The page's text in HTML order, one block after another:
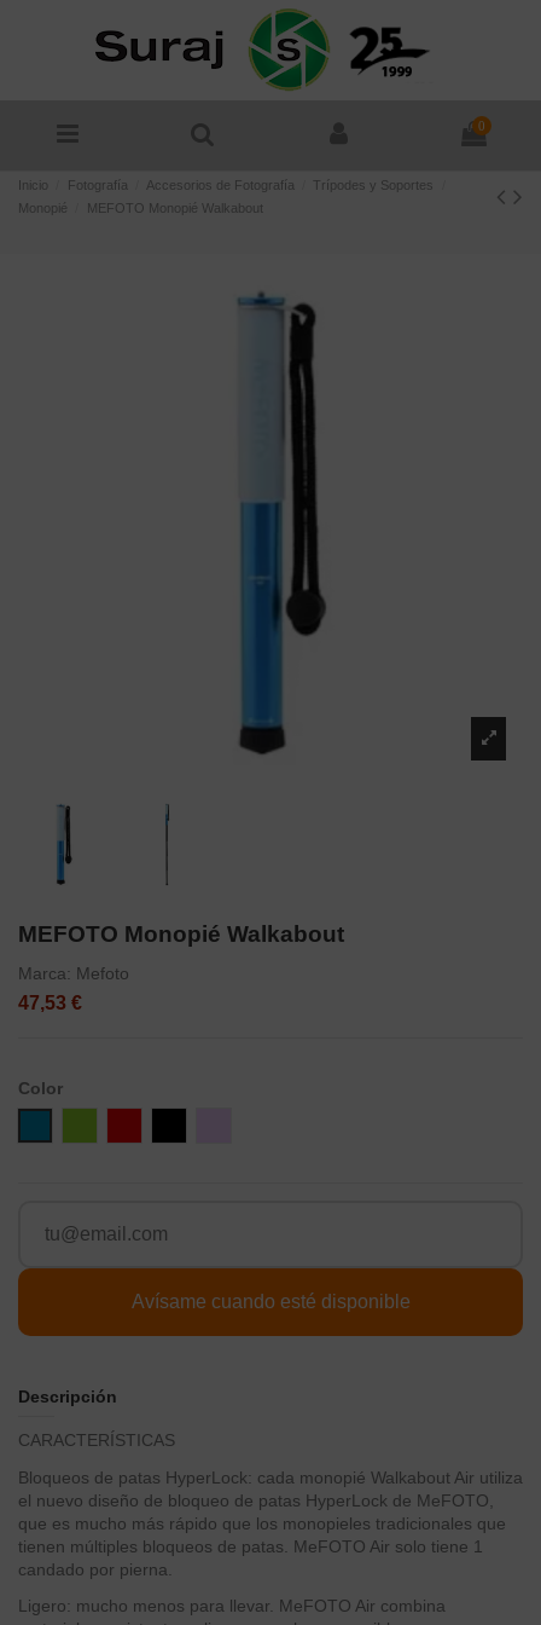
0
Inicio Fotografía Accesorios de Fotografía
Trípodes y Soportes
Monopié
MEFOTO Monopié Walkabout
MEFOTO Monopié Walkabout
Marca: Mefoto
47,53 €
Color
Descripción
CARACTERÍSTICAS
Bloqueos de patas HyperLock: cada monopié Walkabout Air utiliza
el nuevo diseño de bloqueo de patas HyperLock de MeFOTO,
que es mucho más rápido que los monopieles tradicionales que
tienen múltiples bloqueos de patas. MeFOTO Air solo tiene 1
candado por pierna.
Ligero: mucho menos para llevar. MeFOTO Air combina